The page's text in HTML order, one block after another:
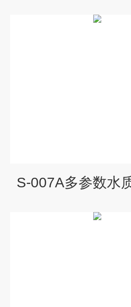
S-007A多参数水